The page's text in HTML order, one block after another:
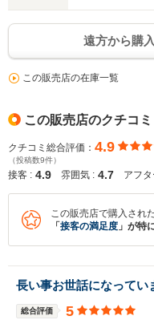
遠方から購
この販売店の在庫一覧
この販売店のクチコミ
クチコミ総合評価： 4.9
（投稿数9件）
接客 : 4.9 雰囲気 : 4.7 アフ
この販売店で購入され
「 接客の満足度 」が特
長い事お世話になってい
総合評価 5